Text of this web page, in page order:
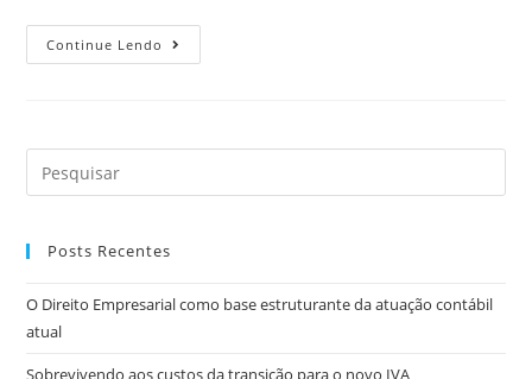
Continue Lendo
Posts Recentes
O Direito Empresarial como base estruturante da atuação contábil
atual
Sobrevivendo aos custos da transição para o novo IVA